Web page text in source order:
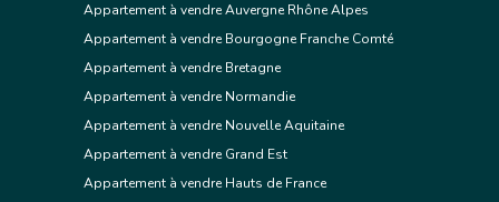
Appartement à vendre Auvergne Rhône Alpes
Appartement à vendre Bourgogne Franche Comté
Appartement à vendre Bretagne
Appartement à vendre Normandie
Appartement à vendre Nouvelle Aquitaine
Appartement à vendre Grand Est
Appartement à vendre Hauts de France